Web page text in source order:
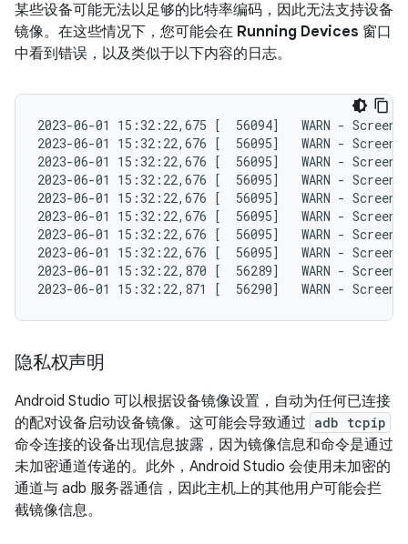
某些设备可能无法以足够的比特率编码，因此无法支持设备
镜像。在这些情况下，您可能会在 Running Devices 窗口
中看到错误，以及类似于以下内容的日志。
2023-06-01 15:32:22,675 [  56094]   WARN -
2023-06-01 15:32:22,676 [  56095]   WARN -
2023-06-01 15:32:22,676 [  56095]   WARN -
2023-06-01 15:32:22,676 [  56095]   WARN -
2023-06-01 15:32:22,676 [  56095]   WARN -
2023-06-01 15:32:22,676 [  56095]   WARN -
2023-06-01 15:32:22,676 [  56095]   WARN -
2023-06-01 15:32:22,676 [  56095]   WARN -
2023-06-01 15:32:22,870 [  56289]   WARN -
隐私权声明
Android Studio 可以根据设备镜像设置，自动为任何已连接
的配对设备启动设备镜像。这可能会导致通过 adb tcpip
命令连接的设备出现信息披露，因为镜像信息和命令是通过
未加密通道传递的。此外，Android Studio 会使用未加密的
通道与 adb 服务器通信，因此主机上的其他用户可能会拦
截镜像信息。